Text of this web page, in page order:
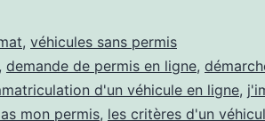
permis
:
devenir
, véhicules sans permis
, demande de permis en ligne,
d'un véhicule en ligne,
mon permis, les critères d'un